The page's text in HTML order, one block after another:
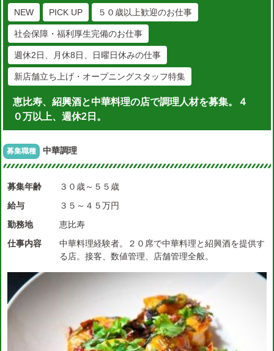
NEW PICK UP ５０歳以上歓迎のお仕事
社会保障・福利厚生完備のお仕事
週休2日、月休8日、日曜日休みの仕事
新店舗立ち上げ・オープニングスタッフ特集
恵比寿、紹興酒と中華料理の店で調理人材を募集。４
０万以上、週休2日。
募集職種 中華調理
募集年齢
３０歳～５５歳
給与
３５～４５万円
勤務地
恵比寿
仕事内容
中華料理経験者。２０席で中華料理と紹興酒を提供す
る店。接客、数値管理、店舗管理全般。